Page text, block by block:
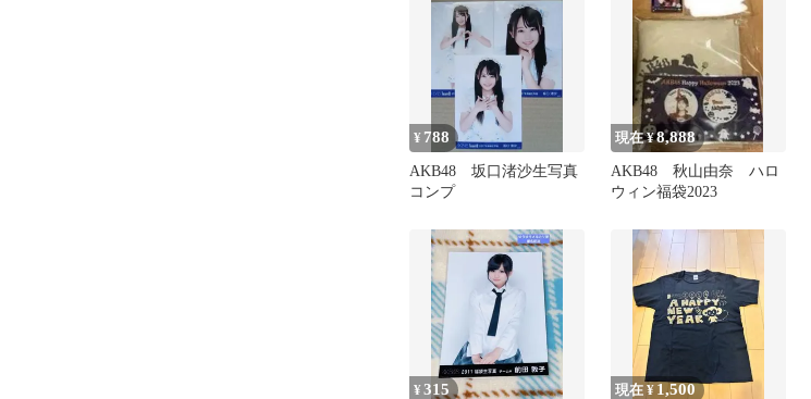
¥ 788
AKB48 坂口渚沙生写真
コンプ
現在 ¥8,888
AKB48 秋山由奈 ハロ
ウィン福袋2023
¥315 現在 ¥1,500